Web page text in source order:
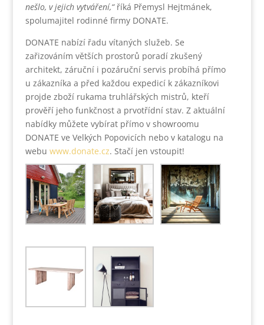
nešlo, v jejich vytváření,“ říká Přemysl Hejtmánek,
spolumajitel rodinné firmy DONATE.
DONATE nabízí řadu vítaných služeb. Se
zařizováním větších prostorů poradí zkušený
architekt, záruční i pozáruční servis probíhá přímo
u zákazníka a před každou expedicí k zákazníkovi
projde zboží rukama truhlářských mistrů, kteří
prověří jeho funkčnost a prvotřídní stav. Z aktuální
nabídky můžete vybírat přímo v showroomu
DONATE ve Velkých Popovicích nebo v katalogu na
webu www.donate.cz. Stačí jen vstoupit!